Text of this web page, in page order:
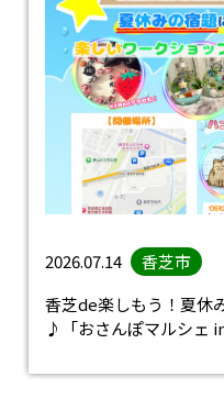
2026.07.14
香芝市
香芝de楽しもう！夏休
♪「おさんぽマルシェ